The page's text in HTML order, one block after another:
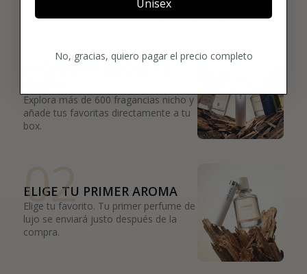
3 PASOS PARA HACERTE MIEMBRO
01
Explora más de 600 fragancias nicho y
añade tus favoritas directamente a tu
box.
02
ELIGE TU PRIMER AROMA
Elige tu favorito. Tu primer perfume de
lujo se enviará justo después de la
compra.
Unisex
No, gracias, quiero pagar el precio completo